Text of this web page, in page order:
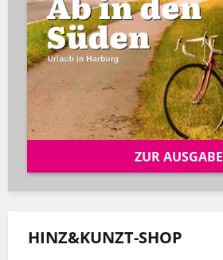
ZUR AUSGABE
HINZ&KUNZT-SHOP